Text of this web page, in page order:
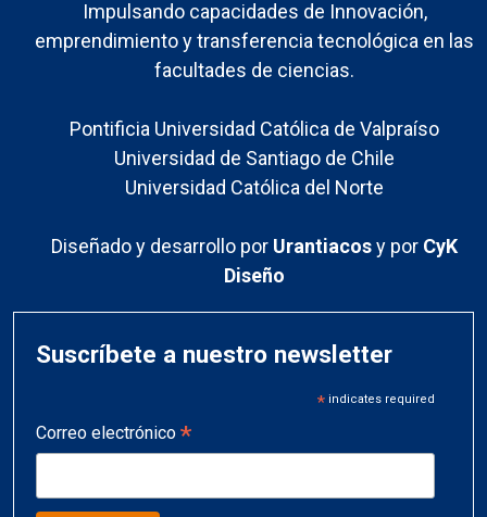
Impulsando capacidades de Innovación,
emprendimiento y transferencia tecnológica en las
facultades de ciencias.
Pontificia Universidad Católica de Valpraíso
Universidad de Santiago de Chile
Universidad Católica del Norte
Diseñado y desarrollo por Urantiacosy por CyK
Diseño
Suscríbete a nuestro newsletter
*indicates required
Correo electrónico *